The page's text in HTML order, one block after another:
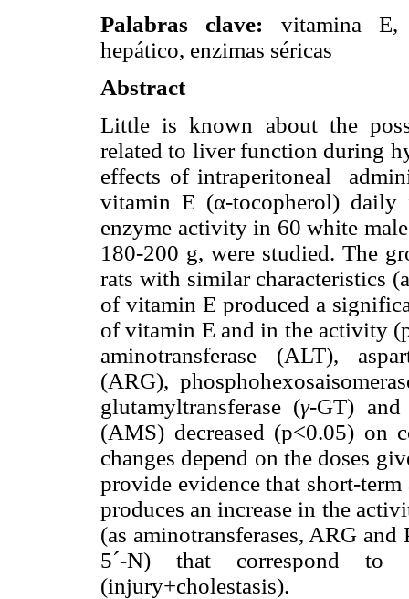
Palabras clave: vitamina
hepático, enzimas séricas
Abstract
Little is known about the
related to liver function during
effects of intraperitoneal
vitamin E (α-tocopherol) daily
enzyme activity in 60 white
180-200 g, were studied. The
rats with similar characteristics
of vitamin E produced a
of vitamin E and in the activity
aminotransferase (ALT),
(ARG),
glutamyltransferase (γ-GT) and
(AMS) decreased (p<0.05) on
changes depend on the doses
provide evidence that short-
produces an increase in the
(as aminotransferases, ARG
5´-N) that correspond
(injury+cholestasis).